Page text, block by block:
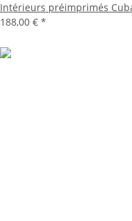
Intérieurs préimprimés
188,00 € *